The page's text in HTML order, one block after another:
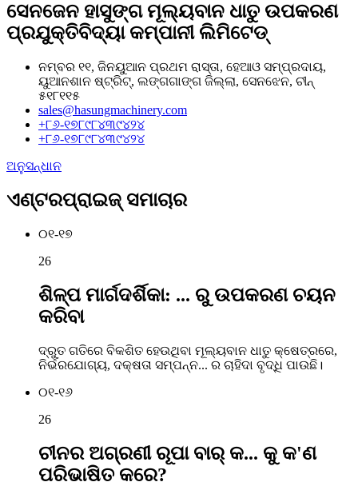
ସେନଜେନ ହାସୁଙ୍ଗ ମୂଲ୍ୟବାନ ଧାତୁ ଉପକରଣ
ପ୍ରଯୁକ୍ତିବିଦ୍ୟା କମ୍ପାନୀ ଲିମିଟେଡ୍
ନମ୍ବର ୧୧, ଜିନୟୁଆନ ପ୍ରଥମ ରାସ୍ତା, ହେଆଓ ସମ୍ପ୍ରଦାୟ,
ୟୁଆନଶାନ ଷ୍ଟ୍ରିଟ୍, ଲଙ୍ଗଗାଙ୍ଗ ଜିଲ୍ଲା, ସେନଝେନ, ଚୀନ୍
୫୧୮୧୧୫
sales@hasungmachinery.com
+୮୬-୧୭୮୯୮୪୩୯୪୨୪
+୮୬-୧୭୮୯୮୪୩୯୪୨୪
ଅନୁସନ୍ଧାନ
ଏଣ୍ଟରପ୍ରାଇଜ୍ ସମାଚାର
୦୧-୧୭
26
ଶିଳ୍ପ ମାର୍ଗଦର୍ଶିକା: ... ରୁ ଉପକରଣ ଚୟନ
କରିବା
ଦ୍ରୁତ ଗତିରେ ବିକଶିତ ହେଉଥିବା ମୂଲ୍ୟବାନ ଧାତୁ କ୍ଷେତ୍ରରେ,
ନିର୍ଭରଯୋଗ୍ୟ, ଦକ୍ଷତା ସମ୍ପନ୍ନ... ର ଚାହିଦା ବୃଦ୍ଧି ପାଉଛି।
୦୧-୧୬
26
ଚୀନର ଅଗ୍ରଣୀ ରୂପା ବାର୍ କ... କୁ କ'ଣ
ପରିଭାଷିତ କରେ?